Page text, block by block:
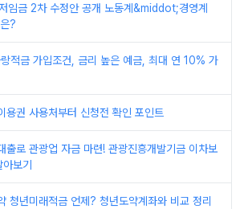
임금 2차 수정안 공개 노동계&middot;경영계
?
적금 가입조건, 금리 높은 예금, 최대 연 10% 가
용권 사용처부터 신청전 확인 포인트
출로 관광업 자금 마련! 관광진흥개발기금 이차보
보기
청년미래적금 언제? 청년도약계좌와 비교 정리